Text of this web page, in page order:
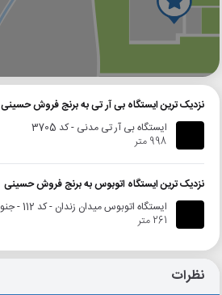
گوگل
نزدیک ترین ایستگاه بی آر تی به برنج فروش حسینی
ایستگاه بی آر تی مدنی - کد 3705
998 متر
نزدیک ترین ایستگاه اتوبوس به برنج فروش حسینی
ایستگاه اتوبوس میدان زندان - کد 112 - جنوب به شمال
261 متر
نظرات